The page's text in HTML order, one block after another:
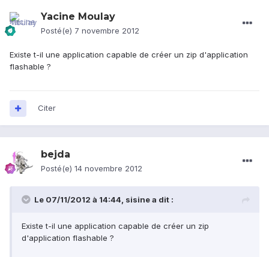
Yacine Moulay
Posté(e) 7 novembre 2012
Existe t-il une application capable de créer un zip d'application
flashable ?
Citer
bejda
Posté(e) 14 novembre 2012
Le 07/11/2012 à 14:44, sisine a dit :
Existe t-il une application capable de créer un zip
d'application flashable ?